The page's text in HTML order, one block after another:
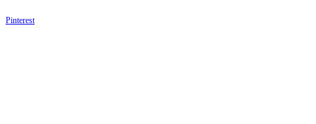
Pinterest